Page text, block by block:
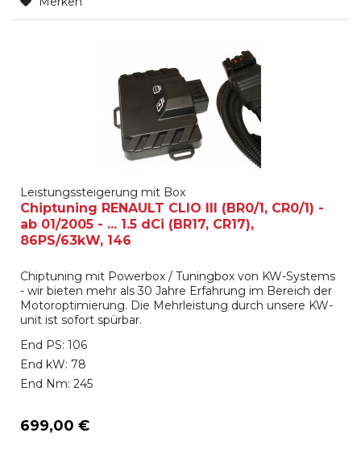
Leistungssteigerung mit Box
Chiptuning RENAULT CLIO III (BR0/1, CR0/1) -
ab 01/2005 - ... 1.5 dCi (BR17, CR17),
86PS/63kW, 146
Chiptuning mit Powerbox / Tuningbox von KW-Systems
- wir bieten mehr als 30 Jahre Erfahrung im Bereich der
Motoroptimierung. Die Mehrleistung durch unsere KW-
unit ist sofort spürbar.
End PS: 106
End kW: 78
End Nm: 245
699,00 €